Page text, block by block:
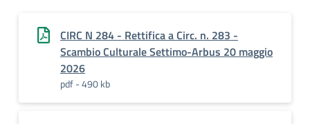
CIRC N 284 - Rettifica a Circ. n. 283 -
Scambio Culturale Settimo-Arbus 20 maggio
2026
pdf - 490 kb